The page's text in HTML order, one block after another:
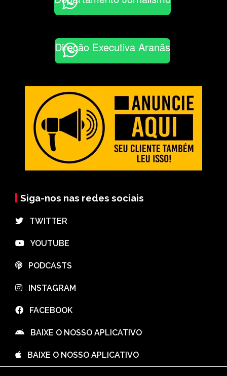
Direção Executiva Aranãs
Siga-nos nas redes sociais
⠀TWITTER
⠀YOUTUBE
⠀PODCASTS
⠀INSTAGRAM
⠀FACEBOOK
⠀BAIXE O NOSSO APLICATIVO
⠀BAIXE O NOSSO APLICATIVO